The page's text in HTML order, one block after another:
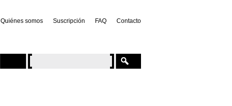
Quiénes somos Suscripción FAQ Contacto